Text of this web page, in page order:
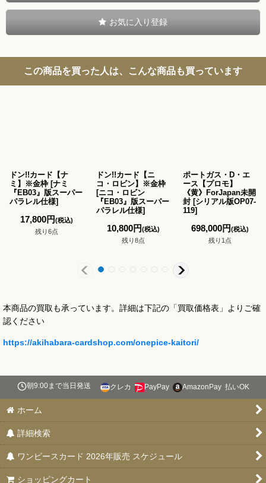
お気に入り登録
この商品を買った人は、こんな商品も買っています
ドン!!カード【ナ
ミ】※金枠 [ナミ
『EB03』版スーパー
パラレル仕様]
17,800円(税込)
残り6点
ドン!!カード【ニ
コ・ロビン】※金枠
[ニコ・ロビン
『EB03』版スーパー
パラレル仕様]
10,800円(税込)
残り8点
ポートガス・D・エ
ース【プロモ】
《黄》ForJapan未開
封 [シリアル版OP07-
119]
698,000円(税込)
残り1点
本商品の買取も承っています。詳細は下記の「買取価格表」よりご確
認ください
https://akihabara-cardshop.com/onepice-kaitori/
朝9:00まで当日発送 クレカ PayPay AmazonPay 払いOK
ホーム
詳細検索
ワンピースカード 2026年販売 スケジュール
ショッピングカート